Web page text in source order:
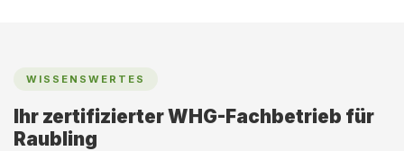
WISSENSWERTES
Ihr zertifizierter WHG-Fachbetrieb für
Raubling